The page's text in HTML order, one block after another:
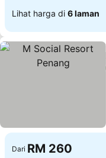
Lihat harga di 6 laman
Dari RM 260